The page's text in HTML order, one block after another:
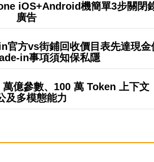
iOS+Android機簡單3步關閉
廣告
官方vs街鋪回收價目表先達現金
in事項須知保私隱
億參數、100 萬 Token 上下文
及多模態能力